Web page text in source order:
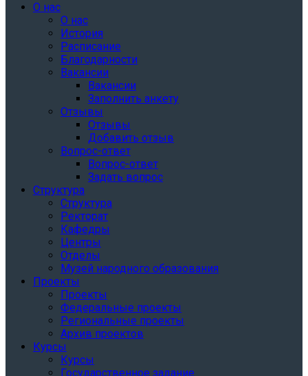
О нас
О нас
История
Расписание
Благодарности
Вакансии
Вакансии
Заполнить анкету
Отзывы
Отзывы
Добавить отзыв
Вопрос-ответ
Вопрос-ответ
Задать вопрос
Структура
Структура
Ректорат
Кафедры
Центры
Отделы
Музей народного образования
Проекты
Проекты
Федеральные проекты
Региональные проекты
Архив проектов
Курсы
Курсы
Государственное задание